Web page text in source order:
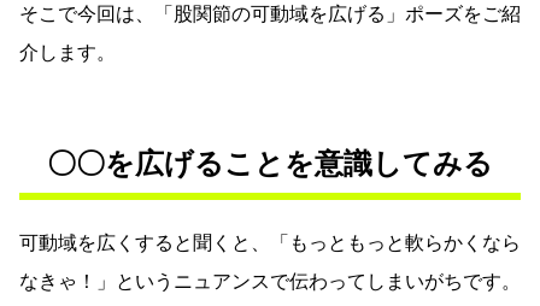
そこで今回は、「股関節の可動域を広げる」ポーズをご紹
介します。
〇〇を広げることを意識してみる
可動域を広くすると聞くと、「もっともっと軟らかくなら
なきゃ！」というニュアンスで伝わってしまいがちです。